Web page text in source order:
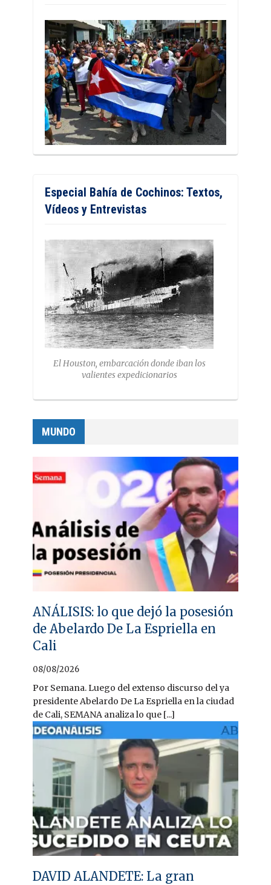
Especial Bahía de Cochinos: Textos,
Vídeos y Entrevistas
El Houston, embarcación donde iban los
valientes expedicionarios
MUNDO
ANÁLISIS: lo que dejó la posesión
de Abelardo De La Espriella en
Cali
08/08/2026
Por Semana. Luego del extenso discurso del ya
presidente Abelardo De La Espriella en la ciudad
de Cali, SEMANA analiza lo que [...]
DAVID ALANDETE: La gran